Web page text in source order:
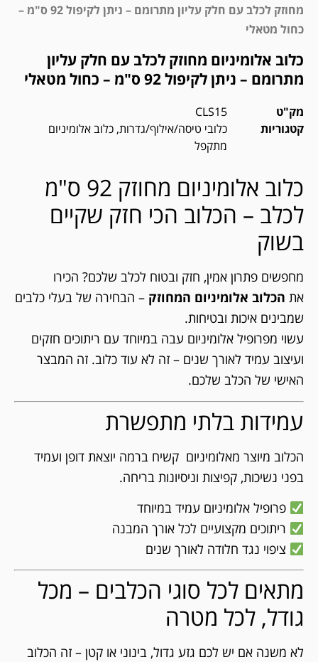
מחוזק לכלב עם חלק עליון מתרומם – ניתן לקיפול 92 ס"מ –
כחול מטאלי
כלוב אלומיניום מחוזק לכלב עם חלק עליון
מתרומם – ניתן לקיפול 92 ס"מ – כחול מטאלי
מק"ט
CLS15
קטגוריות
כלובי טיסה/אילוף/גדרות, כלוב אלומיניום
מתקפל
כלוב אלומיניום מחוזק 92 ס"מ
לכלב – הכלוב הכי חזק שקיים
בשוק
מחפשים פתרון אמין, חזק ובטוח לכלב שלכם? הכירו
את הכלוב אלומיניום המחוזק – הבחירה של בעלי כלבים
שמבינים איכות ובטיחות.
עשוי מפרופיל אלומיניום עבה במיוחד עם ריתוכים חזקים
ועיצוב עמיד לאורך שנים – זה לא עוד כלוב. זה המבצר
האישי של הכלב שלכם.
עמידות בלתי מתפשרת
הכלוב מיוצר מאלומיניום קשיח ברמה יוצאת דופן ועמיד
בפני נשיכות, קפיצות וניסיונות בריחה.
פרופיל אלומיניום עמיד במיוחד
ריתוכים מקצועיים לכל אורך המבנה
ציפוי נגד חלודה לאורך שנים
מתאים לכל סוגי הכלבים – מכל
גודל, לכל מטרה
לא משנה אם יש לכם גזע גדול, בינוני או קטן – זה הכלוב